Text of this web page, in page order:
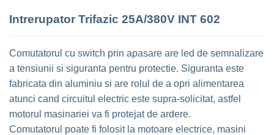
Intrerupator Trifazic 25A/380V INT 602
Comutatorul cu switch prin apasare are led de semnalizare
a tensiunii si siguranta pentru protectie. Siguranta este
fabricata din aluminiu si are rolul de a opri alimentarea
atunci cand circuitul electric este supra-solicitat, astfel
motorul masinariei va fi protejat de ardere.
Comutatorul poate fi folosit la motoare electrice, masini